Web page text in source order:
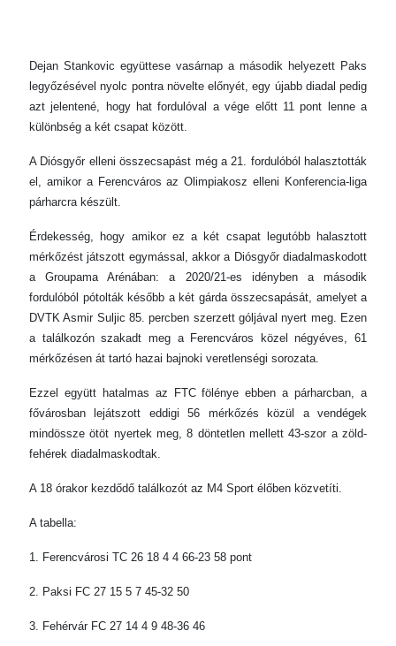
Dejan Stankovic együttese vasárnap a második helyezett Paks
legyőzésével nyolc pontra növelte előnyét, egy újabb diadal pedig
azt jelentené, hogy hat fordulóval a vége előtt 11 pont lenne a
különbség a két csapat között.
A Diósgyőr elleni összecsapást még a 21. fordulóból halasztották
el, amikor a Ferencváros az Olimpiakosz elleni Konferencia-liga
párharcra készült.
Érdekesség, hogy amikor ez a két csapat legutóbb halasztott
mérkőzést játszott egymással, akkor a Diósgyőr diadalmaskodott
a Groupama Arénában: a 2020/21-es idényben a második
fordulóból pótolták később a két gárda összecsapását, amelyet a
DVTK Asmir Suljic 85. percben szerzett góljával nyert meg. Ezen
a találkozón szakadt meg a Ferencváros közel négyéves, 61
mérkőzésen át tartó hazai bajnoki veretlenségi sorozata.
Ezzel együtt hatalmas az FTC fölénye ebben a párharcban, a
fővárosban lejátszott eddigi 56 mérkőzés közül a vendégek
mindössze ötöt nyertek meg, 8 döntetlen mellett 43-szor a zöld-
fehérek diadalmaskodtak.
A 18 órakor kezdődő találkozót az M4 Sport élőben közvetíti.
A tabella:
1. Ferencvárosi TC 26 18 4 4 66-23 58 pont
2. Paksi FC 27 15 5 7 45-32 50
3. Fehérvár FC 27 14 4 9 48-36 46